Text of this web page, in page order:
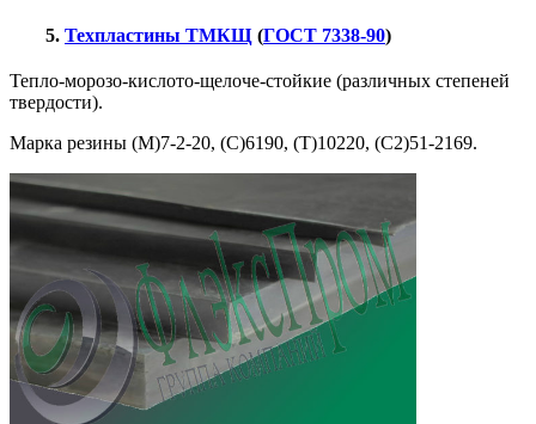
5. Техпластины ТМКЩ (ГОСТ 7338-90)
Тепло-морозо-кислото-щелоче-стойкие (различных степеней
твердости).
Марка резины (М)7-2-20, (С)6190, (Т)10220, (С2)51-2169.